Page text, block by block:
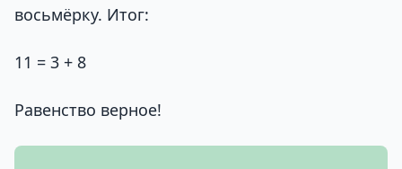
восьмёрку. Итог:
11 = 3 + 8
Равенство верное!